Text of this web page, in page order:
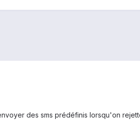
des sms prédéfinis lorsqu'on